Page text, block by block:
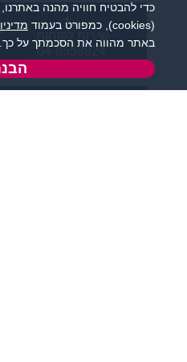
04-8558924
כדי להבטיח חוויה מהנה
(cookies), כמפורט בעמוד
באתר מהווה את הסכמתך על כך.